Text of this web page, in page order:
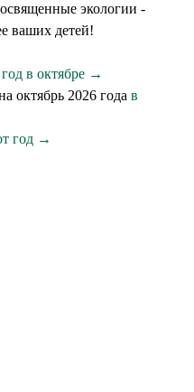
экологии -
ваших детей!
в октябре →
октябрь 2026 года в
год →